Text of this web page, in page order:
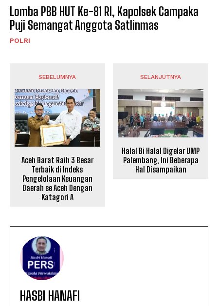
Lomba PBB HUT Ke-81 RI, Kapolsek Campaka
Puji Semangat Anggota Satlinmas
POLRI
SEBELUMNYA
Aceh Barat Raih 3 Besar
Terbaik di Indeks
Pengelolaan Keuangan
Daerah se Aceh Dengan
Katagori A
SELANJUTNYA
Halal Bi Halal Digelar UMP
Palembang, Ini Beberapa
Hal Disampaikan
HASBI HANAFI